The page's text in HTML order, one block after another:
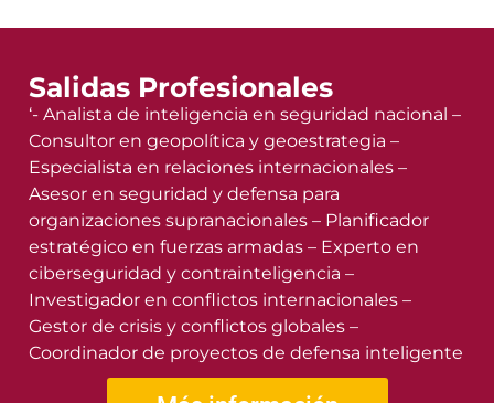
Salidas Profesionales
‘- Analista de inteligencia en seguridad nacional –
Consultor en geopolítica y geoestrategia –
Especialista en relaciones internacionales –
Asesor en seguridad y defensa para
organizaciones supranacionales – Planificador
estratégico en fuerzas armadas – Experto en
ciberseguridad y contrainteligencia –
Investigador en conflictos internacionales –
Gestor de crisis y conflictos globales –
Coordinador de proyectos de defensa inteligente